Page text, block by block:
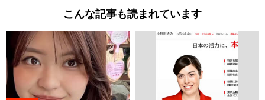
こんな記事も読まれています